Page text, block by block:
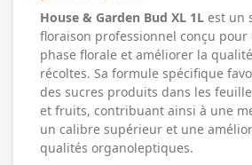
House & Garden Bud XL 1L est un
floraison professionnel conçu
phase florale et améliorer la
récoltes. Sa formule spécifique
des sucres produits dans les
et fruits, contribuant ainsi à une
un calibre supérieur et une
qualités organoleptiques.